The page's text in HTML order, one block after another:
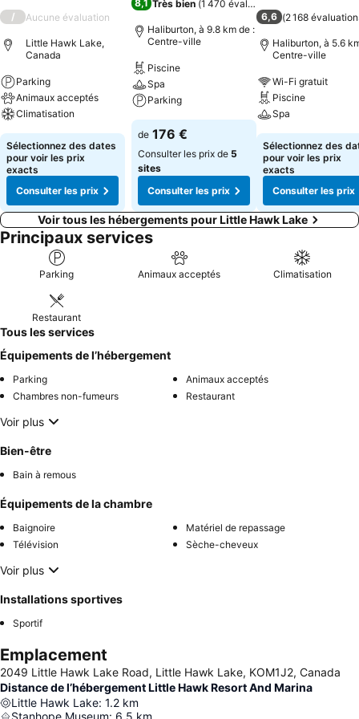
/ Aucune évaluation
Little Hawk Lake,
Canada
Parking
Animaux acceptés
Climatisation
Sélectionnez des dates
pour voir les prix
exacts
Consulter les prix
8,1 Très bien (1 470 évaluations
Haliburton, à 9.8 km de :
Centre-ville
Piscine
Spa
Parking
de 176 €
Consulter les prix de 5
sites
Consulter les prix
6,6 (2 168
Haliburton, à 5.6
Centre-ville
Wi-Fi gratuit
Piscine
Spa
Sélectionnez des
pour voir les prix
exacts
Consulter les prix
Voir tous les hébergements pour Little Hawk Lake
Principaux services
Parking Animaux acceptés Climatisation
Restaurant
Tous les services
Équipements de l’hébergement
Parking
Animaux acceptés
Chambres non-fumeurs
Restaurant
Voir plus
Bien-être
Bain à remous
Équipements de la chambre
Baignoire
Matériel de repassage
Télévision
Sèche-cheveux
Voir plus
Installations sportives
Sportif
Emplacement
2049 Little Hawk Lake Road, Little Hawk Lake, KOM1J2, Canada
Distance de l’hébergement Little Hawk Resort And Marina
Little Hawk Lake: 1.2 km
Stanhope Museum: 6.5 km